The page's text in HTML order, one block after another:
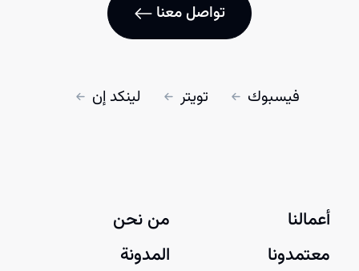
تواصل معنا
فيسبوك تويتر لينكد إن
أعمالنا
معتمدونا
من نحن
المدونة